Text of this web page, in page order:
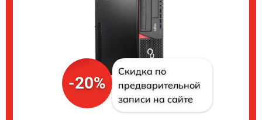
-20%
Скидка по
предварительной
записи на сайте